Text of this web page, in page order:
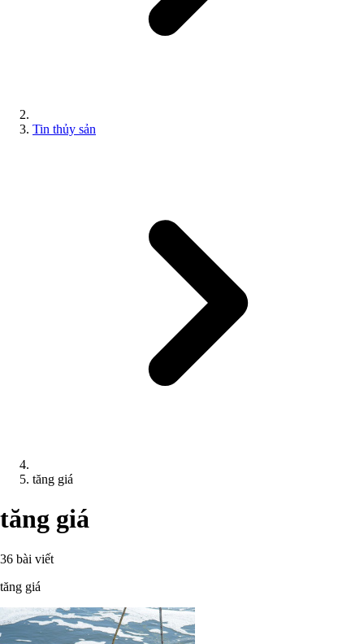
Tin thủy sản
tăng giá
tăng giá
36 bài viết
tăng giá